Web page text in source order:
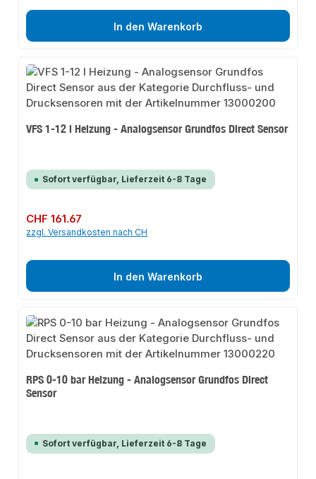
In den Warenkorb
VFS 1-12 l Heizung - Analogsensor Grundfos Direct Sensor
Sofort verfügbar, Lieferzeit 6-8 Tage
Regulärer Preis:
CHF 161.67
zzgl. Versandkosten nach CH
In den Warenkorb
RPS 0-10 bar Heizung - Analogsensor Grundfos Direct
Sensor
Sofort verfügbar, Lieferzeit 6-8 Tage